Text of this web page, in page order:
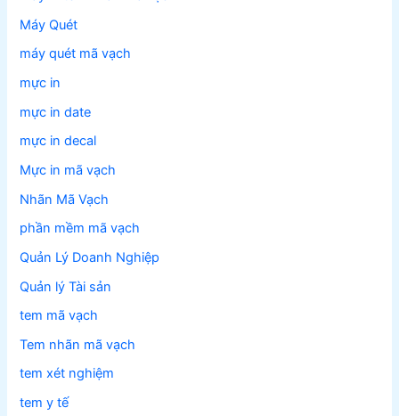
Máy Quét
máy quét mã vạch
mực in
mực in date
mực in decal
Mực in mã vạch
Nhãn Mã Vạch
phần mềm mã vạch
Quản Lý Doanh Nghiệp
Quản lý Tài sản
tem mã vạch
Tem nhãn mã vạch
tem xét nghiệm
tem y tế